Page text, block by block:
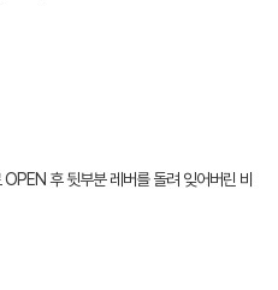
후 뒷부분 레버를 돌려 잊어버린 비